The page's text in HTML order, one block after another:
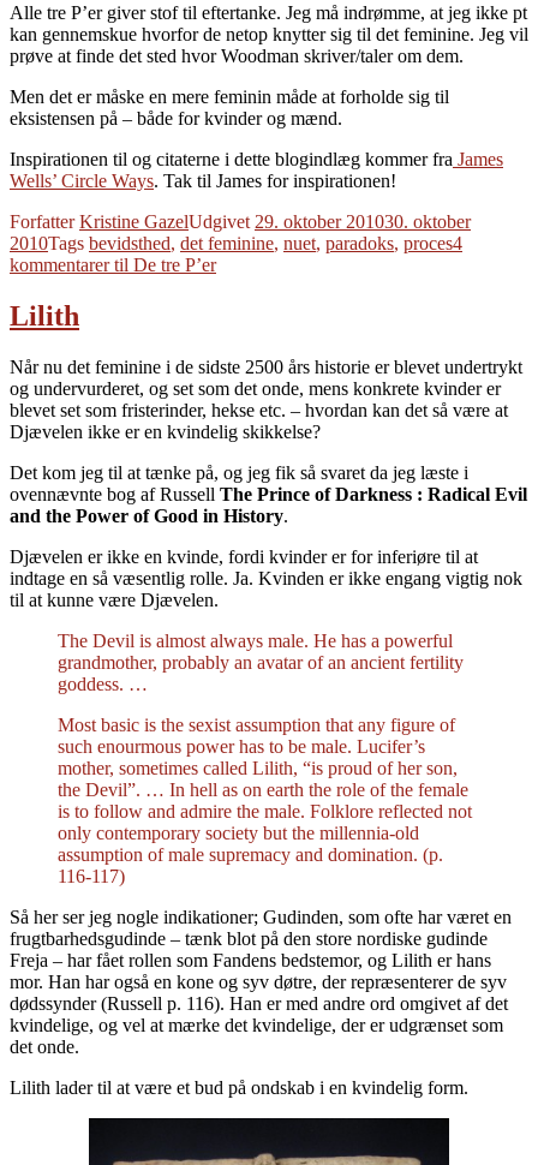
Alle tre P’er giver stof til eftertanke. Jeg må indrømme, at jeg ikke pt
kan gennemskue hvorfor de netop knytter sig til det feminine. Jeg vil
prøve at finde det sted hvor Woodman skriver/taler om dem.
Men det er måske en mere feminin måde at forholde sig til
eksistensen på – både for kvinder og mænd.
Inspirationen til og citaterne i dette blogindlæg kommer fra James
Wells’ Circle Ways. Tak til James for inspirationen!
ForfatterKristine GazelUdgivet 29. oktober 201030. oktober
2010Tags bevidsthed, det feminine, nuet, paradoks, proces4
kommentarertil De tre P’er
Lilith
Når nu det feminine i de sidste 2500 års historie er blevet undertrykt
og undervurderet, og set som det onde, mens konkrete kvinder er
blevet set som fristerinder, hekse etc. – hvordan kan det så være at
Djævelen ikke er en kvindelig skikkelse?
Det kom jeg til at tænke på, og jeg fik så svaret da jeg læste i
ovennævnte bog af Russell The Prince of Darkness : Radical Evil
and the Power of Good in History.
Djævelen er ikke en kvinde, fordi kvinder er for inferiøre til at
indtage en så væsentlig rolle. Ja. Kvinden er ikke engang vigtig nok
til at kunne være Djævelen.
The Devil is almost always male. He has a powerful
grandmother, probably an avatar of an ancient fertility
goddess. …
Most basic is the sexist assumption that any figure of
such enourmous power has to be male. Lucifer’s
mother, sometimes called Lilith, “is proud of her son,
the Devil”. … In hell as on earth the role of the female
is to follow and admire the male. Folklore reflected not
only contemporary society but the millennia-old
assumption of male supremacy and domination. (p.
116-117)
Så her ser jeg nogle indikationer; Gudinden, som ofte har været en
frugtbarhedsgudinde – tænk blot på den store nordiske gudinde
Freja – har fået rollen som Fandens bedstemor, og Lilith er hans
mor. Han har også en kone og syv døtre, der repræsenterer de syv
dødssynder (Russell p. 116). Han er med andre ord omgivet af det
kvindelige, og vel at mærke det kvindelige, der er udgrænset som
det onde.
Lilith lader til at være et bud på ondskab i en kvindelig form.